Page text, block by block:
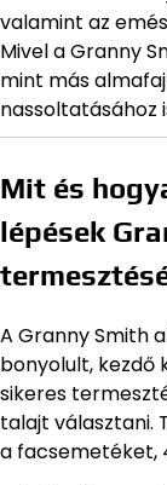
valamint az
Mivel a Granny
mint más
nassoltatásához
Mit és
lépések
A Granny Smith
bonyolult, kezdő
sikeres
talajt választani.
a facsemetéket,